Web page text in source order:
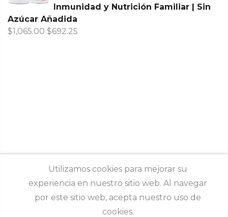
Inmunidad y Nutrición Familiar | Sin
Azúcar Añadida
$1,065.00 $692.25
Síguenos
Utilizamos cookies para mejorar su
experiencia en nuestro sitio web. Al navegar
por este sitio web, acepta nuestro uso de
cookies.